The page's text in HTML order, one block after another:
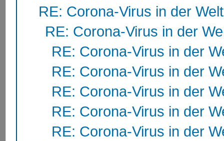
RE: Corona-Virus in der Welt
RE: Corona-Virus in der
RE: Corona-Virus in der
RE: Corona-Virus in der
RE: Corona-Virus in der
RE: Corona-Virus in der
RE: Corona-Virus in der